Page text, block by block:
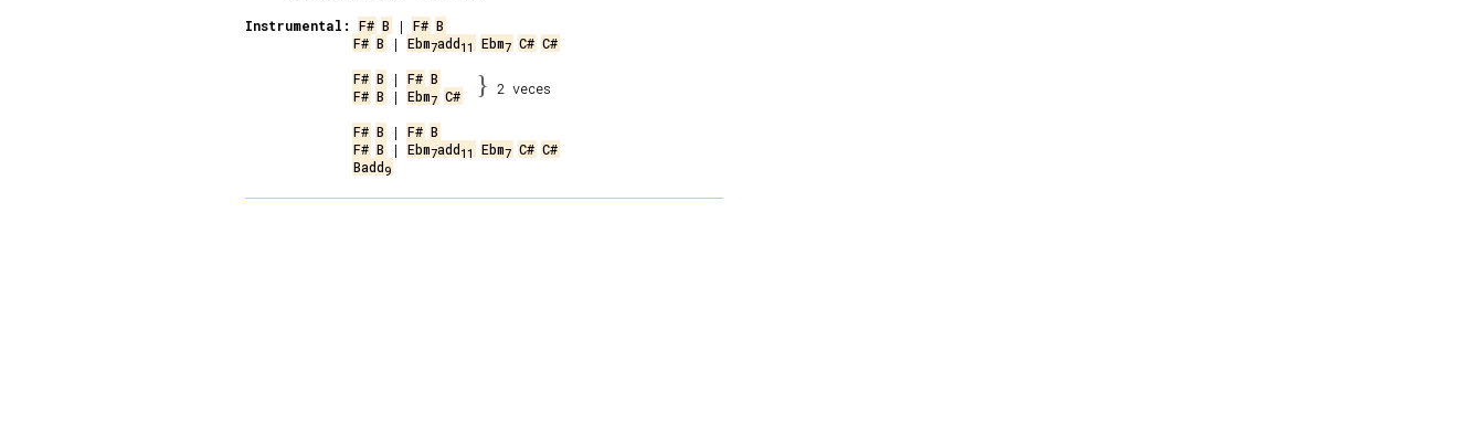
Instrumental:
F# B | F# B
F# B | Ebm7add11 Ebm7 C# C#
F# B | F# B
F# B | Ebm7 C# } 2 veces
F# B | F# B
F# B | Ebm7add11 Ebm7 C# C#
Badd9